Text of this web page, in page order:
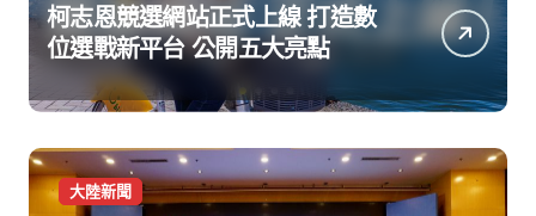
柯志恩競選網站正式上線 打造數
位選戰新平台 公開五大亮點
大陸新聞